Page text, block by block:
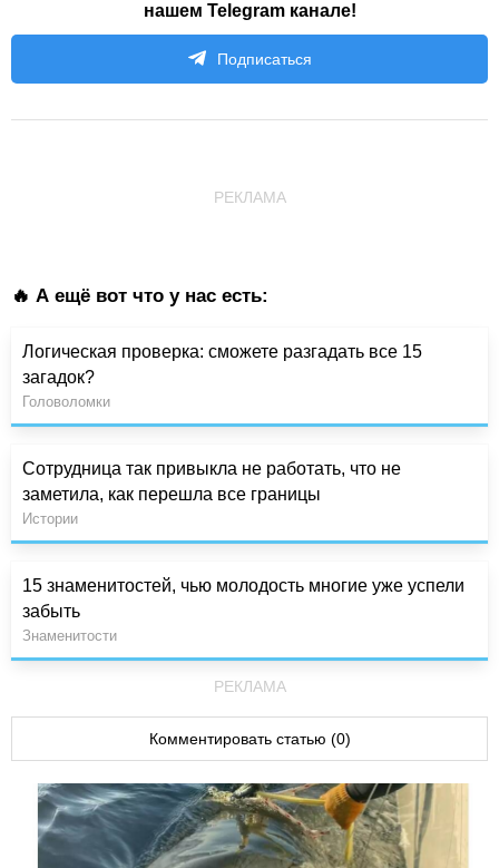
нашем Telegram канале!
Подписаться
РЕКЛАМА
🔥 А ещё вот что у нас есть:
Логическая проверка: сможете разгадать все 15
загадок?
Головоломки
Сотрудница так привыкла не работать, что не
заметила, как перешла все границы
Истории
15 знаменитостей, чью молодость многие уже успели
забыть
Знаменитости
РЕКЛАМА
Комментировать статью (0)